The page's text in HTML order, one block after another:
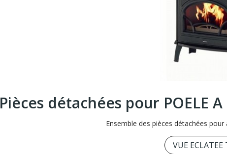
Pièces détachées pour POELE A
Ensemble des pièces détachées
VUE ECLATEE